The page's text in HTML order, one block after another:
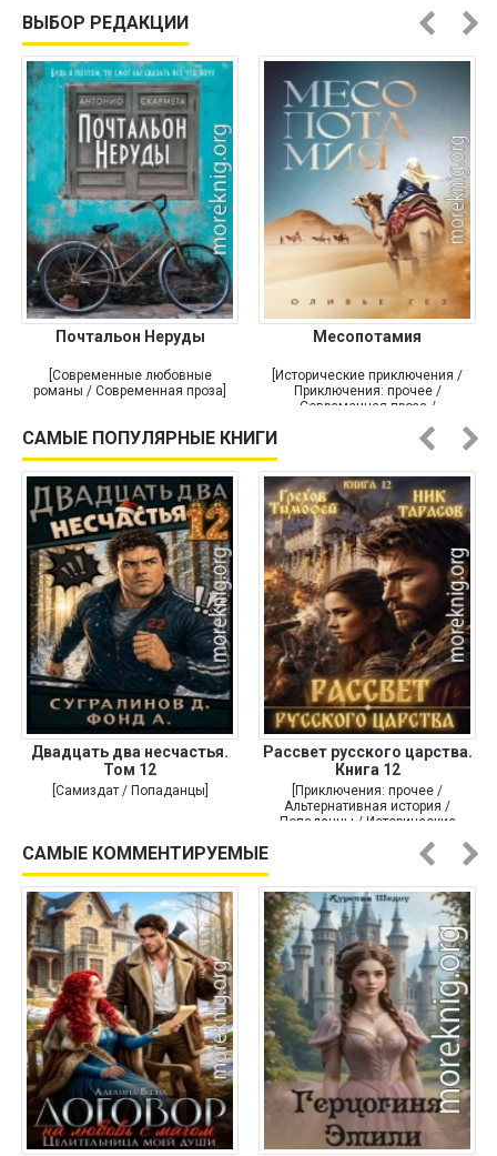
ВЫБОР РЕДАКЦИИ
Почтальон Неруды
[Современные любовные
романы / Современная проза]
Месопотамия
[Исторические приключения /
Приключения: прочее /
Современная проза /
САМЫЕ ПОПУЛЯРНЫЕ КНИГИ
Двадцать два несчастья.
Том 12
[Самиздат / Попаданцы]
Рассвет русского царства.
Книга 12
[Приключения: прочее /
Альтернативная история /
Попаданцы / Исторические
САМЫЕ КОММЕНТИРУЕМЫЕ